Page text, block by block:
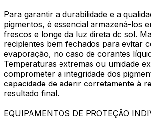
Para garantir a durabilidade e a
pigmentos, é essencial armazená-los
frescos e longe da luz direta do sol.
recipientes bem fechados para evitar
evaporação, no caso de corantes
Temperaturas extremas ou umidade
comprometer a integridade dos
capacidade de aderir corretamente à
resultado final.
EQUIPAMENTOS DE PROTEÇÃO